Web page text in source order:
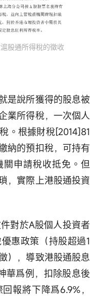
股通所得稅的徵收
是說所獲得的股息被
業所得稅，一次個人
。根據財稅[2014]81
納的預扣稅，可持有
申請稅收抵免。但
，實際上港股通投資
對於A股個人投資者
惠政策（持股超過1
），導致港股通股息
華爲例，扣除股息後
報將下降爲6.9%，